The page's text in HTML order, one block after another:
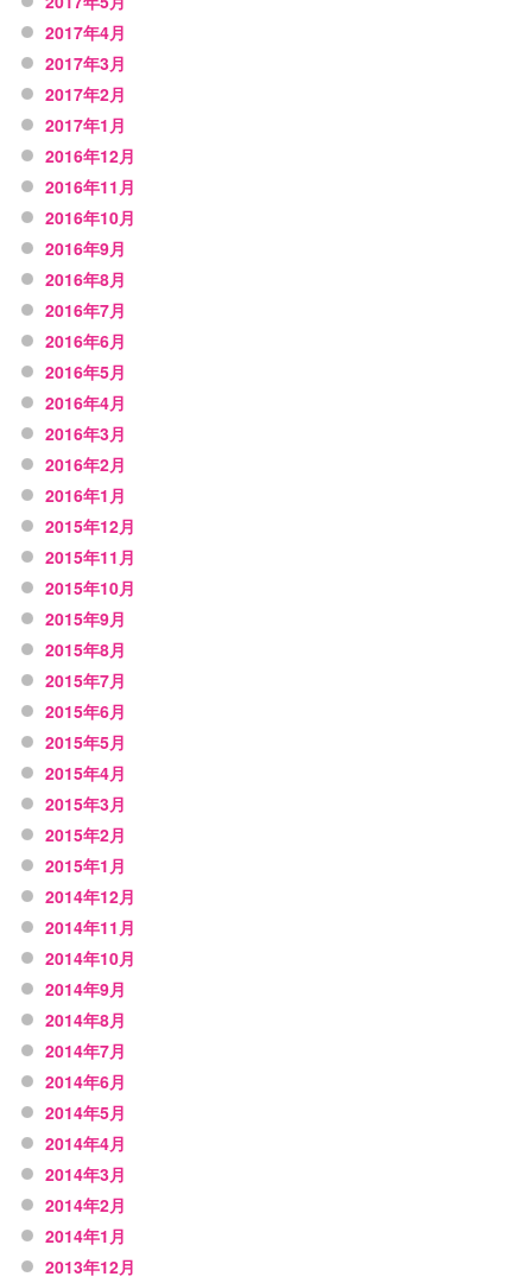
2017年4月
2017年3月
2017年2月
2017年1月
2016年12月
2016年11月
2016年10月
2016年9月
2016年8月
2016年7月
2016年6月
2016年5月
2016年4月
2016年3月
2016年2月
2016年1月
2015年12月
2015年11月
2015年10月
2015年9月
2015年8月
2015年7月
2015年6月
2015年5月
2015年4月
2015年3月
2015年2月
2015年1月
2014年12月
2014年11月
2014年10月
2014年9月
2014年8月
2014年7月
2014年6月
2014年5月
2014年4月
2014年3月
2014年2月
2014年1月
2013年12月